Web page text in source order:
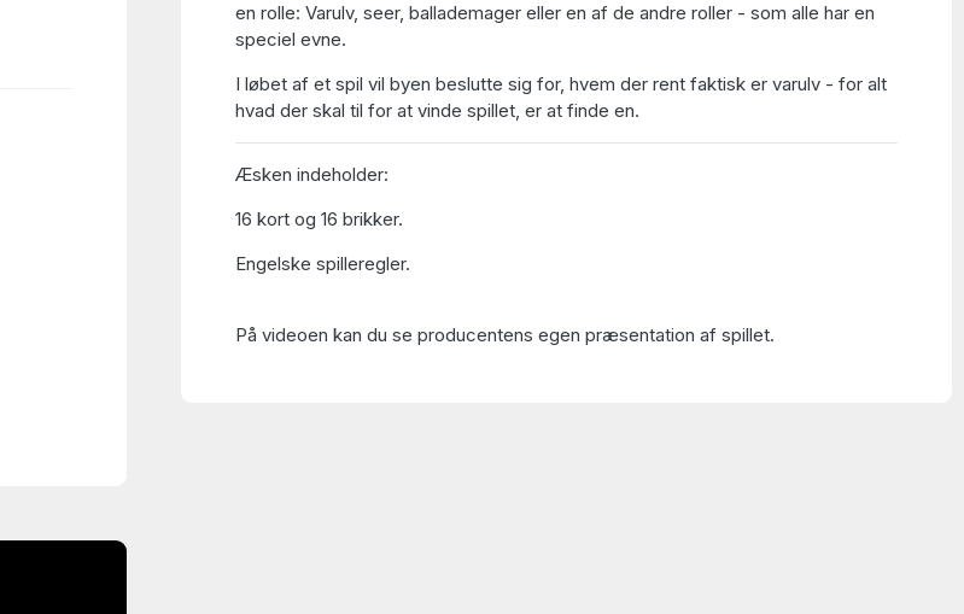
en rolle: Varulv, seer, ballademager eller en af de andre roller - som alle har en
speciel evne.
I løbet af et spil vil byen beslutte sig for, hvem der rent faktisk er varulv - for alt
hvad der skal til for at vinde spillet, er at finde en.
Æsken indeholder:
16 kort og 16 brikker.
Engelske spilleregler.
På videoen kan du se producentens egen præsentation af spillet.